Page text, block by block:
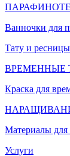
Ванночки для
Тату и ресницы
ВРЕМЕННЫЕ
Краска для
Материалы для
Услуги